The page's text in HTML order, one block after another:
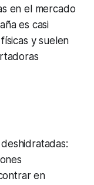
en el mercado
es casi
y suelen
en